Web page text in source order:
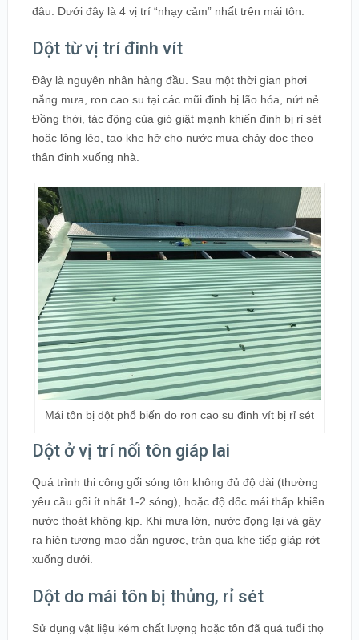
đâu. Dưới đây là 4 vị trí “nhạy cảm” nhất trên mái tôn:
Dột từ vị trí đinh vít
Đây là nguyên nhân hàng đầu. Sau một thời gian phơi
nắng mưa, ron cao su tại các mũi đinh bị lão hóa, nứt nẻ.
Đồng thời, tác động của gió giật mạnh khiến đinh bị rỉ sét
hoặc lỏng lẻo, tạo khe hở cho nước mưa chảy dọc theo
thân đinh xuống nhà.
Mái tôn bị dột phổ biến do ron cao su đinh vít bị rỉ sét
Dột ở vị trí nối tôn giáp lai
Quá trình thi công gối sóng tôn không đủ độ dài (thường
yêu cầu gối ít nhất 1-2 sóng), hoặc độ dốc mái thấp khiến
nước thoát không kịp. Khi mưa lớn, nước đọng lại và gây
ra hiện tượng mao dẫn ngược, tràn qua khe tiếp giáp rớt
xuống dưới.
Dột do mái tôn bị thủng, rỉ sét
Sử dụng vật liệu kém chất lượng hoặc tôn đã quá tuổi thọ